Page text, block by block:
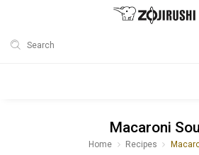
Search
Macaroni
Home Recipes